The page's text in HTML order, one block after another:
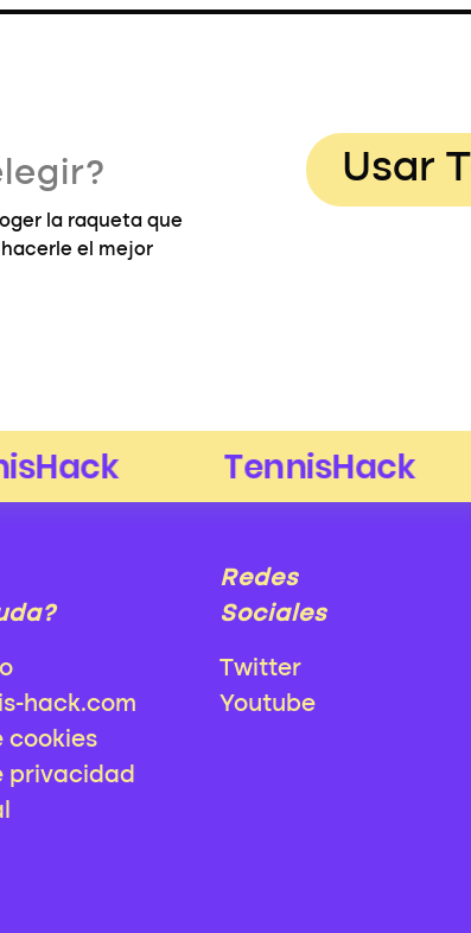
la raqueta que
el mejor
Usar
hack.com
cookies
privacidad
Redes
Sociales
Twitter
Youtube